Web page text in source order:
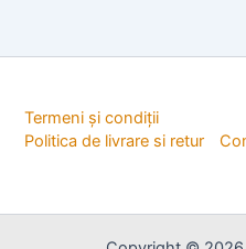
Termeni și condiții
Politica de livrare si retur